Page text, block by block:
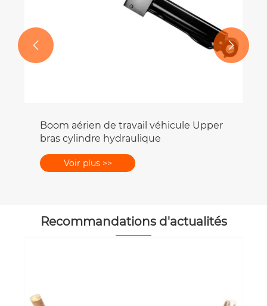
 
Recommandations d'actualités
les arbres de prise de force standard ?